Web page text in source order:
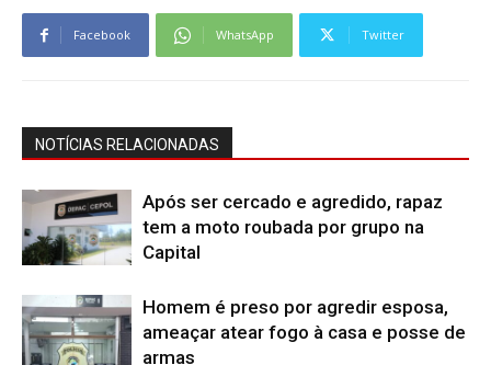
Facebook WhatsApp Twitter
NOTÍCIAS RELACIONADAS
Após ser cercado e agredido, rapaz
tem a moto roubada por grupo na
Capital
Homem é preso por agredir esposa,
ameaçar atear fogo à casa e posse de
armas